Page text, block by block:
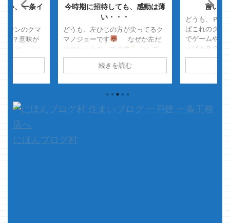
い、一条イ
マンのクマ
？意味が
いや、アイ
マン
・・
&# ...
今時期に招待しても、感動は薄
い・・・
どうも、左ひじの方が尖ってるク
マノジョーです
なぜか左だ
けやたらと尖ってます
そして、
肘をついてると骨が当たって痛
い・・・ 攻撃するなら左エルボ
達していませんが 友人が我が家へ
遊びに来ることになりました
続きを読む
言い訳
どうも、ＰＣ
ぱこれのク
でゲームやる
っぱＸＢＯＸ
しょｗ ＰＣ
one/
にほんブログ村